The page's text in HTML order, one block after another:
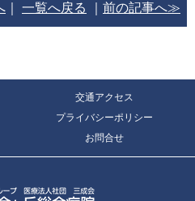
一覧へ戻る 前の記事へ≫
交通アクセス
プライバシーポリシー
お問合せ